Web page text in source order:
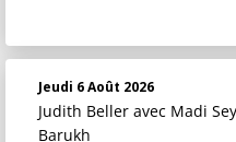
Jeudi 6 Août 2026
Judith Beller avec Madi
Barukh